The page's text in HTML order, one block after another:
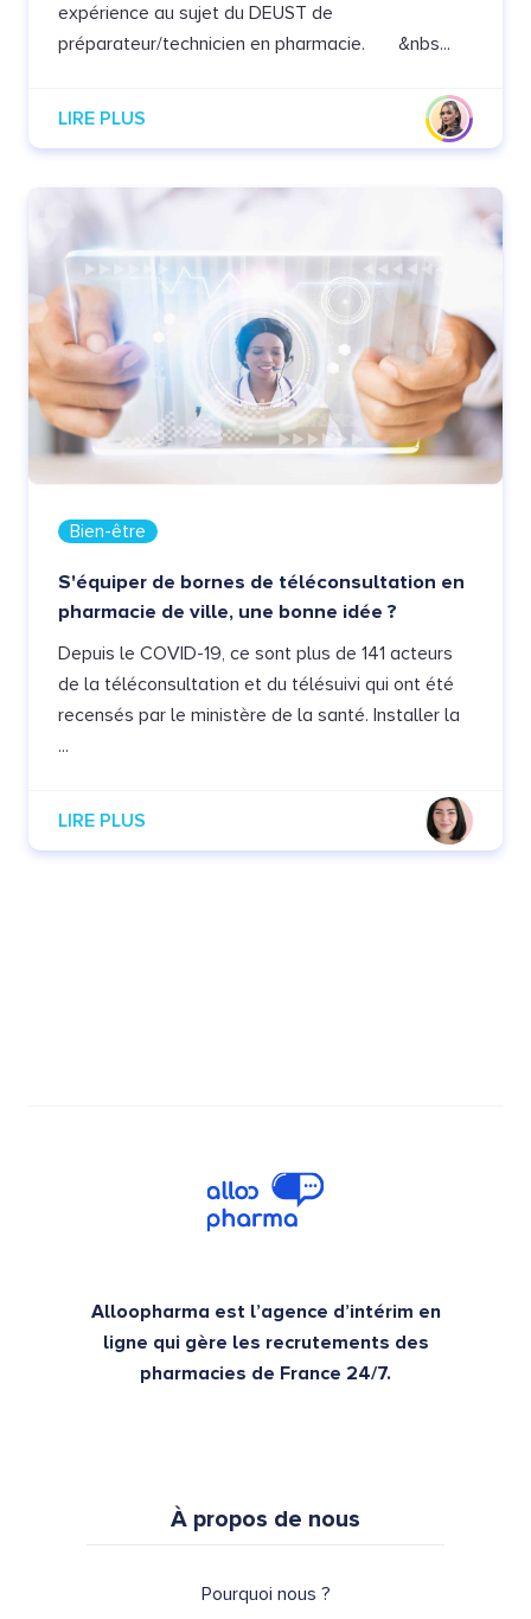
expérience au sujet du DEUST de
préparateur/technicien en pharmacie. &nbs...
LIRE PLUS
Bien-être
S'équiper de bornes de téléconsultation en
pharmacie de ville, une bonne idée ?
Depuis le COVID-19, ce sont plus de 141 acteurs
de la téléconsultation et du télésuivi qui ont été
recensés par le ministère de la santé. Installer la
...
LIRE PLUS
Alloopharma est l’agence d’intérim en
ligne qui gère les recrutements des
pharmacies de France 24/7.
À propos de nous
Pourquoi nous ?